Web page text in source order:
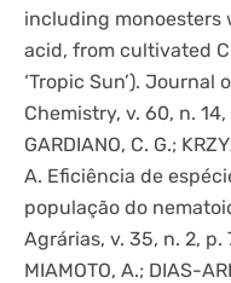
including monoesters
acid, from cultivated
‘Tropic Sun’).
Chemistry, v. 60, n.
GARDIANO, C. G.;
A. Eficiência de
população do
Agrárias, v. 35, n. 2, p.
MIAMOTO, A.; DIAS-